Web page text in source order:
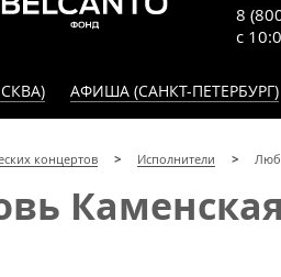
с
8
АФИША (САНКТ-ПЕТЕРБУРГ)
концертов Исполнители